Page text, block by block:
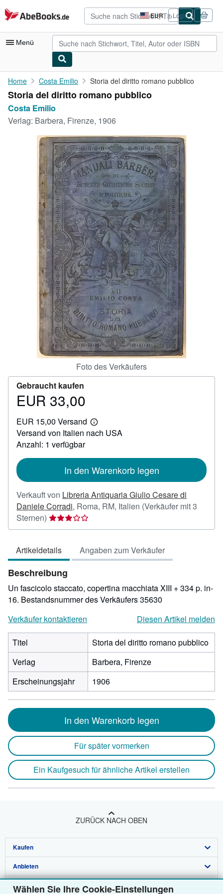
Wählen Sie Ihre Cookie-Einstellungen
Zum Hauptinhalt
AbeBooks.de EUR
Seite
der
Einkaufseinstellungen.
Login
Menü
Nutzerkonto
Meine Bestellungen
Antiquarische Bücher
Kunst & Sammlerstücke
Verkäufer werden
SCHLIESSEN
Home Costa Emilio Storia del diritto romano pubblico
Storia del diritto romano pubblico
Costa Emilio
Verlag: Barbera, Firenze, 1906
Foto des Verkäufers
Gebraucht kaufen
Preis
33,00
EUR 33,00
EUR 15,00 Versand
Weitere
Informationen
Versand von Italien nach USA
Anzahl: 1 verfügbar
In den Warenkorb legen
Verkauft von Libreria Antiquaria Giulio Cesare di
Daniele Corradi, Roma, RM, Italien (Verkäufer mit 3
Sternen) Verkäuferbewertung
3
5
Sternen
Artikeldetails Angaben zum Verkäufer
Beschreibung
Un fascicolo staccato, copertina macchiata XIII + 334 p. in-
16. Bestandsnummer des Verkäufers 35630
Verkäufer kontaktieren
Diesen Artikel melden
Titel
Storia del diritto romano pubblico
Verlag
Barbera, Firenze
Erscheinungsjahr
1906
In den Warenkorb legen
Für später vormerken
Ein Kaufgesuch für ähnliche Artikel erstellen
ZURÜCK NACH OBEN
Kaufen
Detailsuche
Sammlungen
Anbieten
Verkäufer werden
Über uns